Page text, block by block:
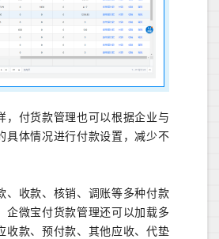
，付货款管理也可以根据企业与
具体情况进行付款设置，减少不
、收款、核销、调账等多种付款
企微宝付货款管理还可以加载多
收款、预付款、其他应收、代垫